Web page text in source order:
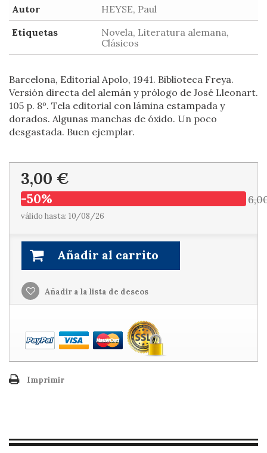
Autor
HEYSE, Paul
Etiquetas
Novela, Literatura alemana,
Clásicos
Barcelona, Editorial Apolo, 1941. Biblioteca Freya.
Versión directa del alemán y prólogo de José Lleonart.
105 p. 8º. Tela editorial con lámina estampada y
dorados. Algunas manchas de óxido. Un poco
desgastada. Buen ejemplar.
3,00 €
-50%
válido hasta: 10/08/26
Añadir al carrito
Añadir a la lista de deseos
Imprimir